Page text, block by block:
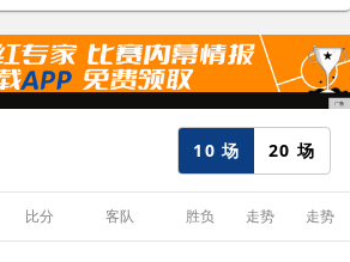
股
10 场 20 场
比分 客队 胜负 走势 走势